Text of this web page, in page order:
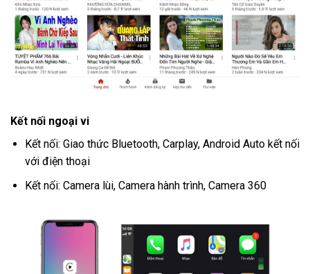
Kết nối ngoại vi
Kết nối: Giao thức Bluetooth, Carplay, Android Auto kết nối
với điện thoại
Kết nối: Camera lùi, Camera hành trình, Camera 360